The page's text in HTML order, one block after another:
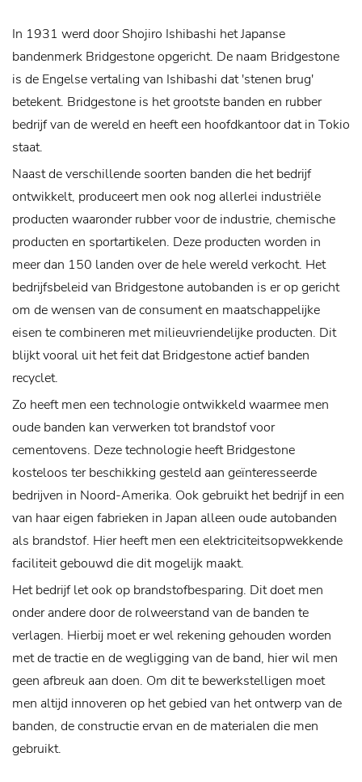
In 1931 werd door Shojiro Ishibashi het Japanse
bandenmerk Bridgestone opgericht. De naam Bridgestone
is de Engelse vertaling van Ishibashi dat 'stenen brug'
betekent. Bridgestone is het grootste banden en rubber
bedrijf van de wereld en heeft een hoofdkantoor dat in Tokio
staat.
Naast de verschillende soorten banden die het bedrijf
ontwikkelt, produceert men ook nog allerlei industriële
producten waaronder rubber voor de industrie, chemische
producten en sportartikelen. Deze producten worden in
meer dan 150 landen over de hele wereld verkocht. Het
bedrijfsbeleid van Bridgestone autobanden is er op gericht
om de wensen van de consument en maatschappelijke
eisen te combineren met milieuvriendelijke producten. Dit
blijkt vooral uit het feit dat Bridgestone actief banden
recyclet.
Zo heeft men een technologie ontwikkeld waarmee men
oude banden kan verwerken tot brandstof voor
cementovens. Deze technologie heeft Bridgestone
kosteloos ter beschikking gesteld aan geïnteresseerde
bedrijven in Noord-Amerika. Ook gebruikt het bedrijf in een
van haar eigen fabrieken in Japan alleen oude autobanden
als brandstof. Hier heeft men een elektriciteitsopwekkende
faciliteit gebouwd die dit mogelijk maakt.
Het bedrijf let ook op brandstofbesparing. Dit doet men
onder andere door de rolweerstand van de banden te
verlagen. Hierbij moet er wel rekening gehouden worden
met de tractie en de wegligging van de band, hier wil men
geen afbreuk aan doen. Om dit te bewerkstelligen moet
men altijd innoveren op het gebied van het ontwerp van de
banden, de constructie ervan en de materialen die men
gebruikt.